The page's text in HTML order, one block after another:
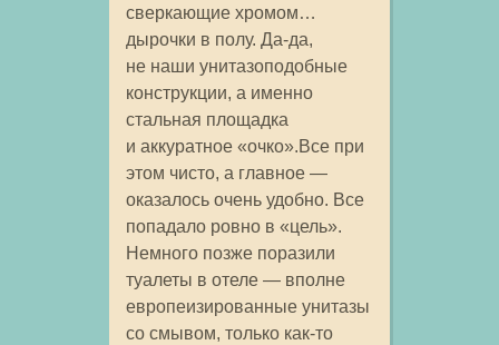
сверкающие хромом…
дырочки в полу. Да-да,
не наши унитазоподобные
конструкции, а именно
стальная площадка
и аккуратное «очко».Все при
этом чисто, а главное —
оказалось очень удобно. Все
попадало ровно в «цель».
Немного позже поразили
туалеты в отеле — вполне
европеизированные унитазы
со смывом, только как-то